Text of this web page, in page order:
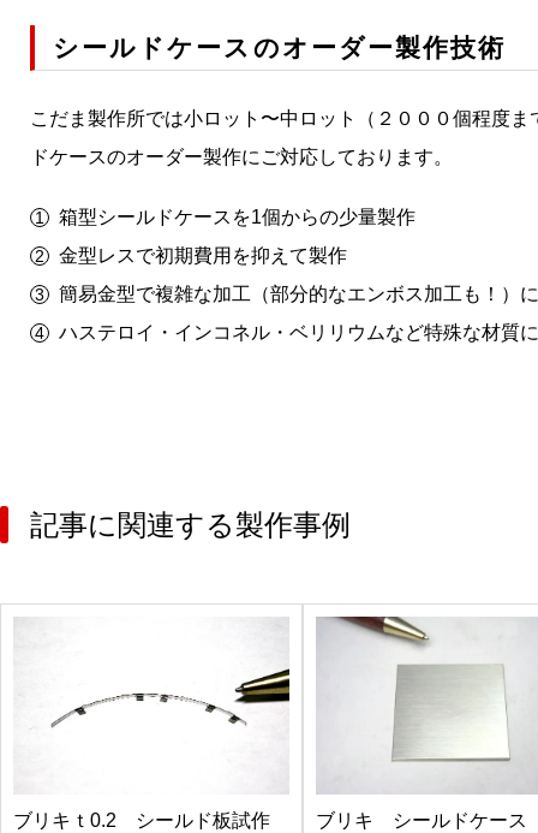
シールドケースのオーダー製作技術
こだま製作所では小ロット〜中ロット（２０００個程度
ドケースのオーダー製作にご対応しております。
箱型シールドケースを1個からの少量製作
金型レスで初期費用を抑えて製作
簡易金型で複雑な加工（部分的なエンボス加工も！）
ハステロイ・インコネル・ベリリウムなど特殊な材質
記事に関連する製作事例
ブリキｔ0.2 シールド板試作 ブリキ シールドケース